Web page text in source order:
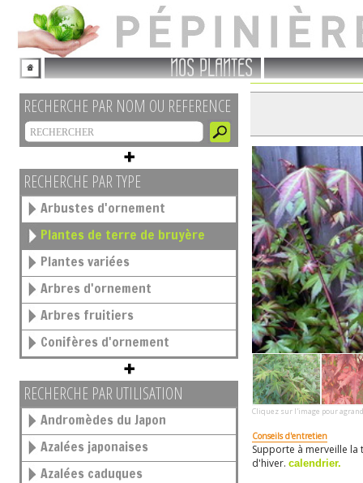
NOS PLANTES
RECHERCHE PAR NOM OU REFERENCE
RECHERCHE PAR TYPE
Arbustes d'ornement
Plantes de terre de bruyère
Plantes variées
Arbres d'ornement
Arbres fruitiers
Conifères d'ornement
RECHERCHE PAR UTILISATION
Andromèdes du Japon
Azalées japonaises
Azalées caduques
Cliquez sur l'image pour
Conseils d'entretien
Supporte à merveille la
d'hiver. calendrier.